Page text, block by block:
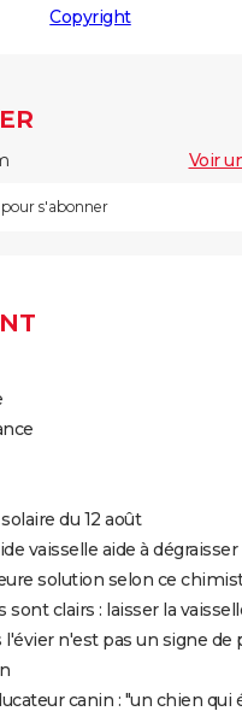
Copyright
Voir
du 12 août
vaisselle aide à
solution selon ce
sont clairs : laisser la
n'est pas un signe de
canin : "un chien qui